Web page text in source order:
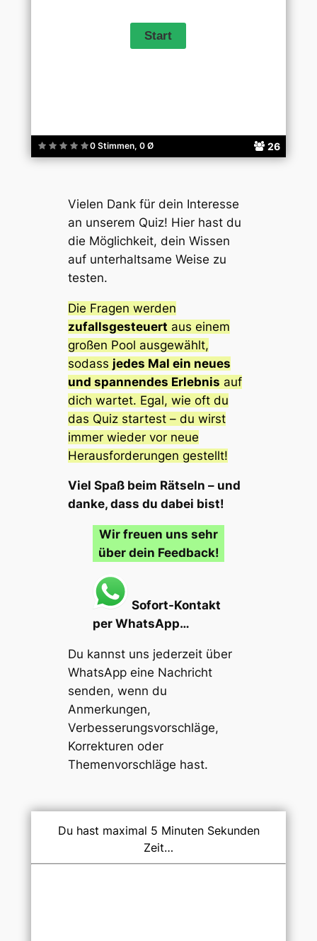
0 Stimmen, 0 Ø 26
Vielen Dank für dein Interesse
an unserem Quiz! Hier hast du
die Möglichkeit, dein Wissen
auf unterhaltsame Weise zu
testen.
Die Fragen werden
zufallsgesteuert aus einem
großen Pool ausgewählt,
sodass jedes Mal ein neues
und spannendes Erlebnis auf
dich wartet. Egal, wie oft du
das Quiz startest – du wirst
immer wieder vor neue
Herausforderungen gestellt!
Viel Spaß beim Rätseln – und
danke, dass du dabei bist!
Wir freuen uns sehr
über dein Feedback!
Sofort-Kontakt
per WhatsApp…
Du kannst uns jederzeit über
WhatsApp eine Nachricht
senden, wenn du
Anmerkungen,
Verbesserungsvorschläge,
Korrekturen oder
Themenvorschläge hast.
Du hast maximal 5 Minuten Sekunden
Zeit…